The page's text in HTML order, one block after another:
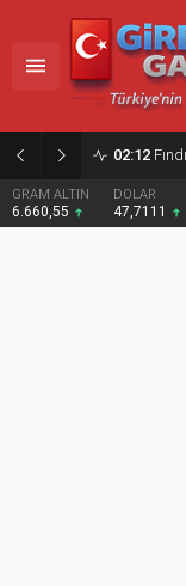
02:09
DOLAR
47,7111
EURO
55,1881